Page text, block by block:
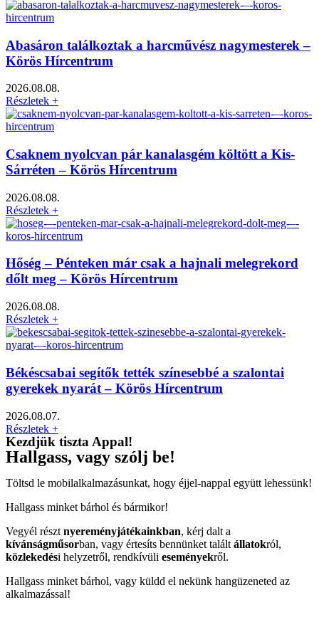
Abasáron találkoztak a harcművész nagymesterek –
Körös Hírcentrum
2026.08.08.
Részletek +
Csaknem nyolcvan pár kanalasgém költött a Kis-
Sárréten – Körös Hírcentrum
2026.08.08.
Részletek +
Hőség – Pénteken már csak a hajnali melegrekord
dőlt meg – Körös Hírcentrum
2026.08.08.
Részletek +
Békéscsabai segítők tették színesebbé a szalontai
gyerekek nyarát – Körös Hírcentrum
2026.08.07.
Részletek +
Kezdjük tiszta Appal!
Hallgass, vagy szólj be!
Töltsd le mobilalkalmazásunkat, hogy éjjel-nappal együtt lehessünk!
Hallgass minket bárhol és bármikor!
Vegyél részt nyereményjátékainkban, kérj dalt a
kívánságműsorban, vagy értesíts bennünket talált állatokról,
közlekedési helyzetről, rendkívüli eseményekről.
Hallgass minket bárhol, vagy küldd el nekünk hangüzeneted az
alkalmazással!